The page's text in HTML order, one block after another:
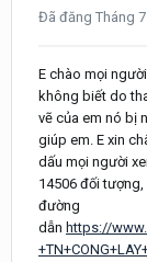
Đã đăng Tháng
E chào mọi
không biết do
vẽ của em nó bị
giúp em. E xin
dấu mọi người
14506 đối
đường
dẫn https://